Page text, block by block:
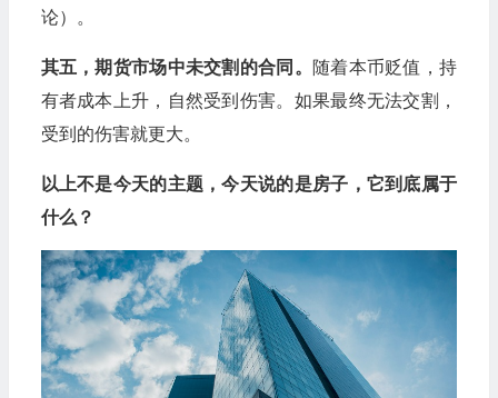
论）。
其五，期货市场中未交割的合同。 随着本币贬值，持
有者成本上升，自然受到伤害。如果最终无法交割，
受到的伤害就更大。
以上不是今天的主题，今天说的是房子，它到底属于
什么？